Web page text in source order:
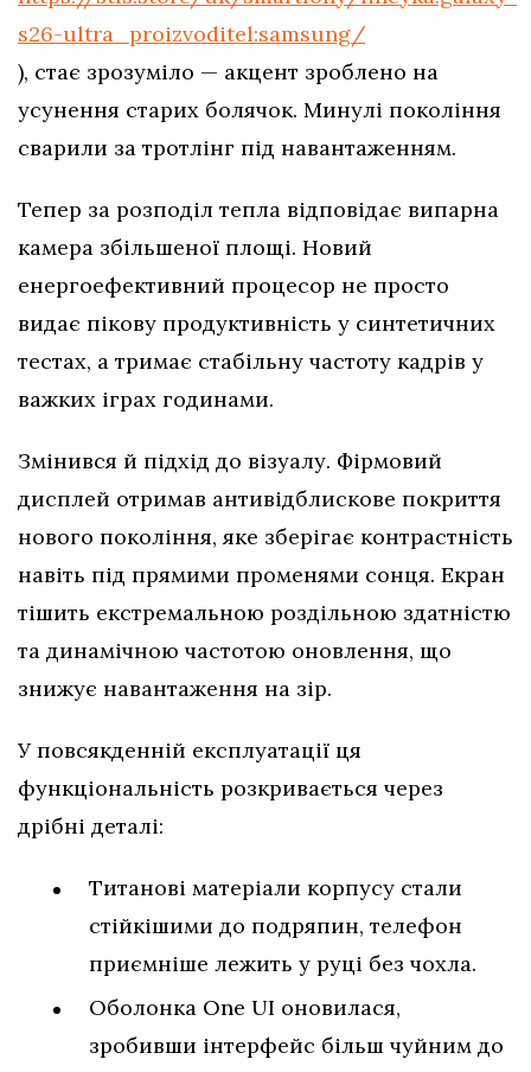
s26-ultra_proizvoditel:samsung/
), стає зрозуміло — акцент зроблено на
усунення старих болячок. Минулі покоління
сварили за тротлінг під навантаженням.
Тепер за розподіл тепла відповідає випарна
камера збільшеної площі. Новий
енергоефективний процесор не просто
видає пікову продуктивність у синтетичних
тестах, а тримає стабільну частоту кадрів у
важких іграх годинами.
Змінився й підхід до візуалу. Фірмовий
дисплей отримав антивідблискове покриття
нового покоління, яке зберігає контрастність
навіть під прямими променями сонця. Екран
тішить екстремальною роздільною здатністю
та динамічною частотою оновлення, що
знижує навантаження на зір.
У повсякденній експлуатації ця
функціональність розкривається через
дрібні деталі:
Титанові матеріали корпусу стали
стійкішими до подряпин, телефон
приємніше лежить у руці без чохла.
Оболонка One UI оновилася,
зробивши інтерфейс більш чуйним до